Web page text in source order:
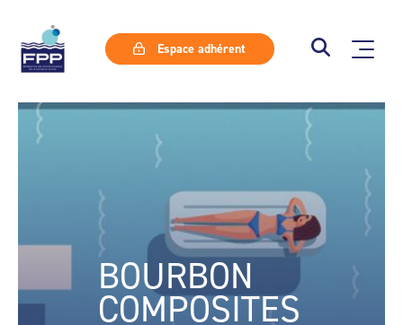
Espace adhérent
BOURBON
COMPOSITES